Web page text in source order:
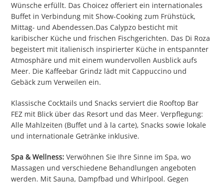
Wünsche erfüllt. Das Choicez offeriert ein internationales
Buffet in Verbindung mit Show-Cooking zum Frühstück,
Mittag- und Abendessen.Das Calypzo besticht mit
karibischer Küche und frischen Fischgerichten. Das Di Roza
begeistert mit italienisch inspirierter Küche in entspannter
Atmosphäre und mit einem wundervollen Ausblick aufs
Meer. Die Kaffeebar Grindz lädt mit Cappuccino und
Gebäck zum Verweilen ein.
Klassische Cocktails und Snacks serviert die Rooftop Bar
FEZ mit Blick über das Resort und das Meer. Verpflegung:
Alle Mahlzeiten (Buffet und à la carte), Snacks sowie lokale
und internationale Getränke inklusive.
Spa & Wellness: Verwöhnen Sie Ihre Sinne im Spa, wo
Massagen und verschiedene Behandlungen angeboten
werden. Mit Sauna, Dampfbad und Whirlpool. Gegen